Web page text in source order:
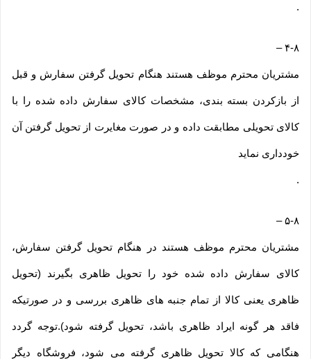
.
۴-۸–
مشتریان محترم موظف هستند هنگام تحویل گرفتن سفارش و قبل
از بازکردن بسته بندی، مشخصات کالای سفارش داده شده را با
کالای تحویلی مطابقت داده و در صورت مغایرت از تحویل گرفتن آن
خودداری نماید
.
۵-۸–
مشتریان محترم موظف هستند در هنگام تحویل گرفتن سفارش،
کالای سفارش داده شده خود را تحویل ظاهری بگیرند (تحویل
ظاهری یعنی کالا از تمام جنبه های ظاهری بررسی و در صورتیکه
فاقد هر گونه ایراد ظاهری باشد، تحویل گرفته شود).توجه گردد
هنگامی که کالا تحویل ظاهری گرفته می شود، فروشگاه دیگر